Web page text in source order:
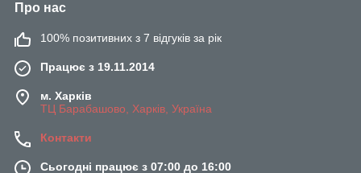
Про нас
100% позитивних з 7 відгуків за рік
Працює з 19.11.2014
м. Харків
ТЦ Барабашово, Харків, Україна
Контакти
Сьогодні працює з 07:00 до 16:00